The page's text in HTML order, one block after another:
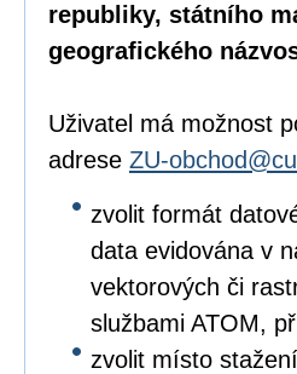
republiky, státního
geografického
Uživatel má možnost
adrese ZU-
zvolit formát
data evidována v
vektorových či
službami ATOM,
zvolit místo